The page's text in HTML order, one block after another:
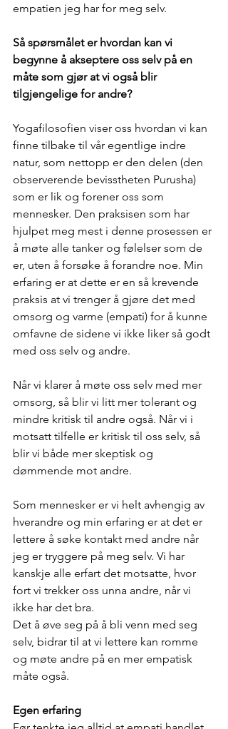
empatien jeg har for meg selv.
Så spørsmålet er hvordan kan vi
begynne å akseptere oss selv på en
måte som gjør at vi også blir
tilgjengelige for andre?
Yogafilosofien viser oss hvordan vi kan
finne tilbake til vår egentlige indre
natur, som nettopp er den delen (den
observerende bevisstheten Purusha)
som er lik og forener oss som
mennesker. Den praksisen som har
hjulpet meg mest i denne prosessen er
å møte alle tanker og følelser som de
er, uten å forsøke å forandre noe. Min
erfaring er at dette er en så krevende
praksis at vi trenger å gjøre det med
omsorg og varme (empati) for å kunne
omfavne de sidene vi ikke liker så godt
med oss selv og andre.
Når vi klarer å møte oss selv med mer
omsorg, så blir vi litt mer tolerant og
mindre kritisk til andre også. Når vi i
motsatt tilfelle er kritisk til oss selv, så
blir vi både mer skeptisk og
dømmende mot andre.
Som mennesker er vi helt avhengig av
hverandre og min erfaring er at det er
lettere å søke kontakt med andre når
jeg er tryggere på meg selv. Vi har
kanskje alle erfart det motsatte, hvor
fort vi trekker oss unna andre, når vi
ikke har det bra.
Det å øve seg på å bli venn med seg
selv, bidrar til at vi lettere kan romme
og møte andre på en mer empatisk
måte også.
Egen erfaring